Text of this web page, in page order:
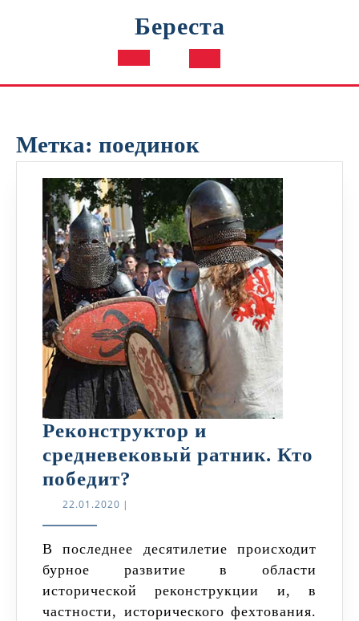
Береста
Кнопка
Метка: поединок
Реконструктор и
средневековый ратник. Кто
победит?
ратник.
Кто
победит?
22.01.2020 22.01.2020
|
В последнее десятилетие происходит
бурное развитие в области
исторической реконструкции и, в
частности, исторического фехтования.